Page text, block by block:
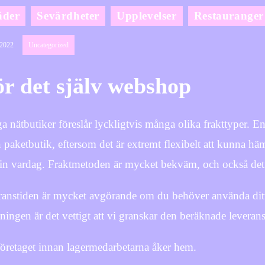
Sevärdheter Upplevelser Restauranger
Uncategorized
det själv webshop
nätbutiker föreslår lyckligtvis många olika frakttyper.
eftersom det är extremt flexibelt att kunna
vardag. Fraktmetoden är mycket bekväm, och också
är mycket avgörande om du behöver använda
är det vettigt att vi granskar den beräknade
innan lagermedarbetarna åker hem.